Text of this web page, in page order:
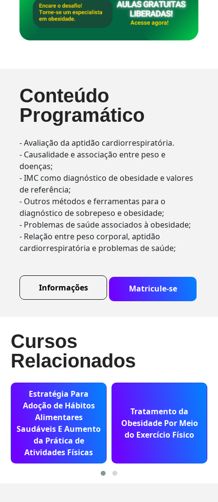
Conteúdo
Programático
- Avaliação da aptidão cardiorrespiratória.
- Causalidade e associação entre peso e
doenças;
- IMC como diagnóstico de obesidade e valores
de referência;
- Outros métodos e ferramentas para o
diagnóstico de sobrepeso e obesidade;
- Problemas de saúde associados à obesidade;
- Relação entre peso corporal, aptidão
cardiorrespiratória e problemas de saúde;
Informações Matricule-se
Cursos
Relacionados
Estratégia Para
Adoção de Hábitos
Alimentares
Saudáveis E Aumento
da Prática de
Atividades Físicas
Tratamento da
Obesidade Por Meio
do Exercício Físico